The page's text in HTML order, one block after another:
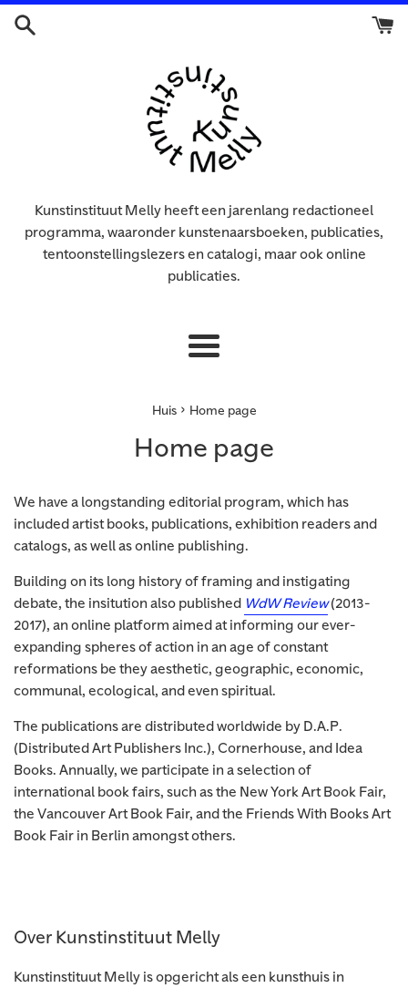
Doorgaan
naar
Kunstinstituut Melly heeft een jarenlang redactioneel
programma, waaronder kunstenaarsboeken, publicaties,
tentoonstellingslezers en catalogi, maar ook online
publicaties.
Menu
Huis › Home page
Home page
We have a longstanding editorial program, which has
included artist books, publications, exhibition readers and
catalogs, as well as online publishing.
Building on its long history of framing and instigating
debate, the insitution also published WdW Review (2013-
2017), an online platform aimed at informing our ever-
expanding spheres of action in an age of constant
reformations be they aesthetic, geographic, economic,
communal, ecological, and even spiritual.
The publications are distributed worldwide by D.A.P.
(Distributed Art Publishers Inc.), Cornerhouse, and Idea
Books. Annually, we participate in a selection of
international book fairs, such as the New York Art Book Fair,
the Vancouver Art Book Fair, and the Friends With Books Art
Book Fair in Berlin amongst others.
Over Kunstinstituut Melly
Kunstinstituut Melly is opgericht als een kunsthuis in